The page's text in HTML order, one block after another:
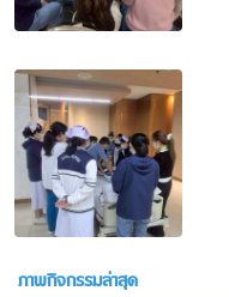
ภาพกิจกรรมล่าสุด